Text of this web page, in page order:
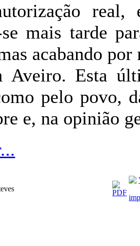
real,
se mais tarde
acabando
Aveiro. Esta
pelo povo,
e, na opinião